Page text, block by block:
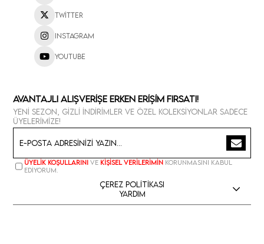
Twitter
Instagram
Youtube
Avantajlı Alışverişe Erken Erişim Fırsatı!
Yeni sezon, gizli indirimler ve özel koleksiyonlar sadece
üyelerimize!
Üyelik koşullarını ve kişisel verilerimin korunmasını kabul
ediyorum.
Çerez Politikası
Yardım